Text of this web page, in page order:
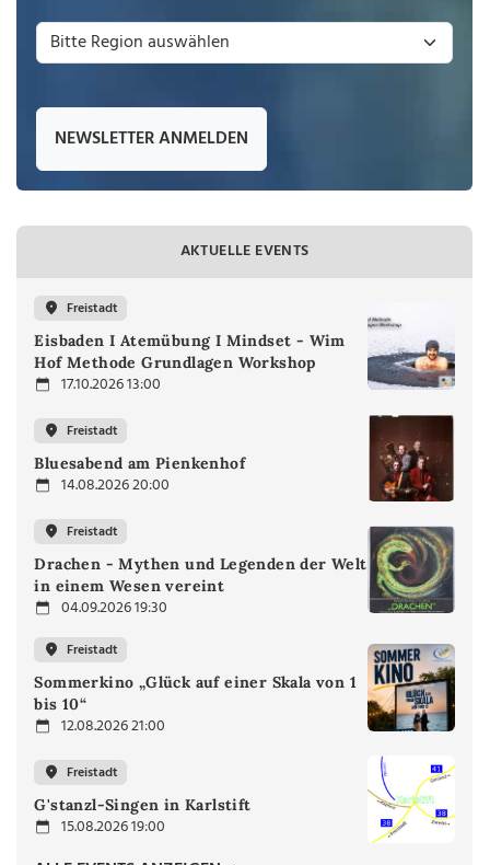
NEWSLETTER ANMELDEN
AKTUELLE EVENTS
Freistadt
Eisbaden I Atemübung I Mindset - Wim
Hof Methode Grundlagen Workshop
17.10.2026 13:00
Freistadt
Bluesabend am Pienkenhof
14.08.2026 20:00
Freistadt
Drachen - Mythen und Legenden der Welt
in einem Wesen vereint
04.09.2026 19:30
Freistadt
Sommerkino „Glück auf einer Skala von 1
bis 10“
12.08.2026 21:00
Freistadt
G'stanzl-Singen in Karlstift
15.08.2026 19:00